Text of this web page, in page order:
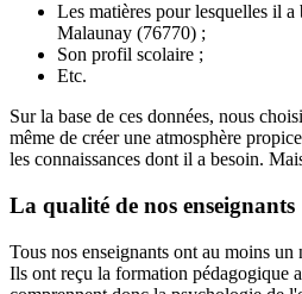
Les matières pour lesquelles il
Malaunay (76770) ;
Son profil scolaire ;
Etc.
Sur la base de ces données, nous
même de créer une atmosphère
les connaissances dont il a besoin.
La qualité de nos enseignants
Tous nos enseignants ont au moins
Ils ont reçu la formation pédagogique